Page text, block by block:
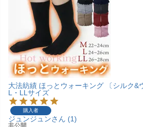
大法紡績 ほっとウォーキング 〔シルク&
L・LLサイズ
購入者
ジュンジュン 1
非公開